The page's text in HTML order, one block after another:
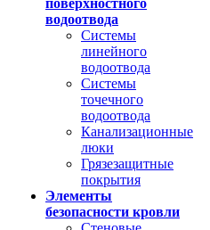
поверхностного
водоотвода
Системы
линейного
водоотвода
Системы
точечного
водоотвода
Канализационные
люки
Грязезащитные
покрытия
Элементы
безопасности кровли